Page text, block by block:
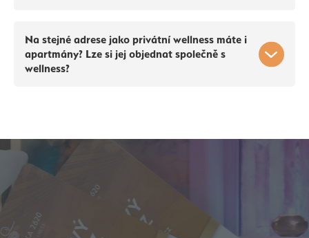
Na stejné adrese jako privátní wellness máte i
apartmány? Lze si jej objednat společně s
wellness?